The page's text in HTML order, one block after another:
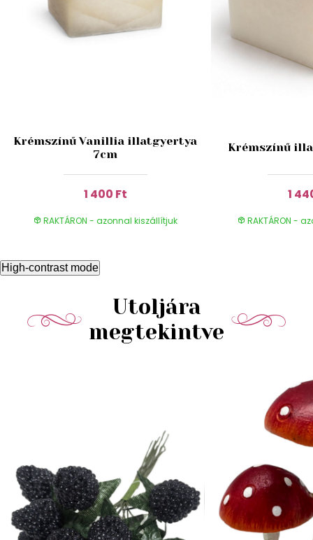
Krémszínű Vanillia illatgyertya
7cm
1 400 Ft
RAKTÁRON - azonnal kiszállítjuk
Krémszínű
1
RAKTÁRON -
High-contrast mode
Utoljára
megtekintve